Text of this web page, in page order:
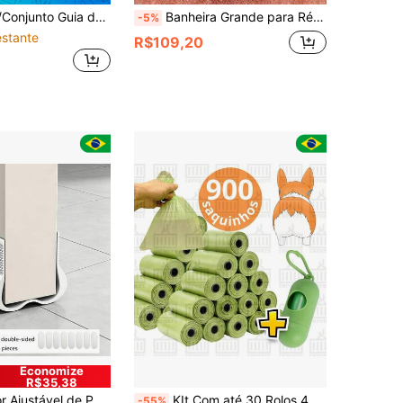
Arnês de Asa para Répteis ao Ar Livre, Guia de Camaleão e Esquilo, Suprimentos para Pequenos Animais de Estimação
-5% Banheira Grande para Répteis com Design em Formato de Rio, Prato de Água Raso com Borda Arredondada Suave para Tartarugas, Dragões Barbados, Lagartos, Sapos, Acessório para Tartarugas
R$109,20
Economize
R$35,38
contra Insetos, Impermeável, Vedação de Bottom Macio de PVC, Isolamento Acústico, Fácil Instalação para Proteção de Portas Domésticas, Tira de Vedação Climática para Uso Interno KIt Com até 30 Rolos 450 Saquinhos Para Catar Cocô de Pet Cachorro Gato Saco Fezes+ Suporte